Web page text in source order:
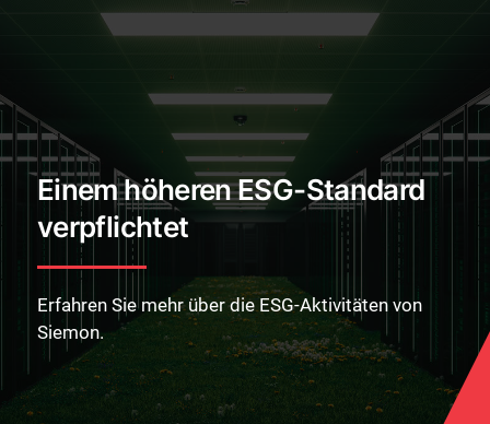
Einem höheren ESG-Standard
verpflichtet
Erfahren Sie mehr über die ESG-Aktivitäten von
Siemon.